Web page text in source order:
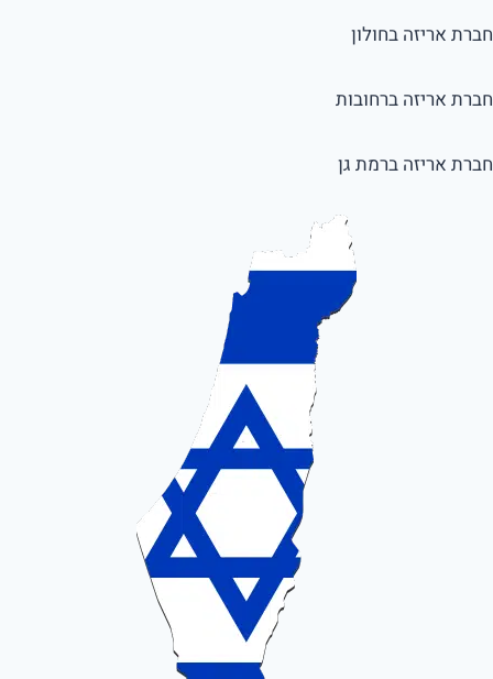
חברת אריזה בחולון
חברת אריזה ברחובות
חברת אריזה ברמת גן